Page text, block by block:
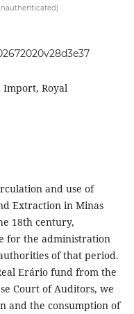
Import, Royal
and use of
Extraction in Minas
18th century,
for the administration
of that period.
Erário fund from the
Court of Auditors, we
and the consumption of